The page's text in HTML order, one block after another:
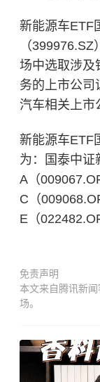
新能源车ETF
（
场中选取涉及
务的上市公司
汽车相关上市
新能源车ETF
为：国泰中证
A（
C（
E（
免责声明
本文来自腾讯新
场。